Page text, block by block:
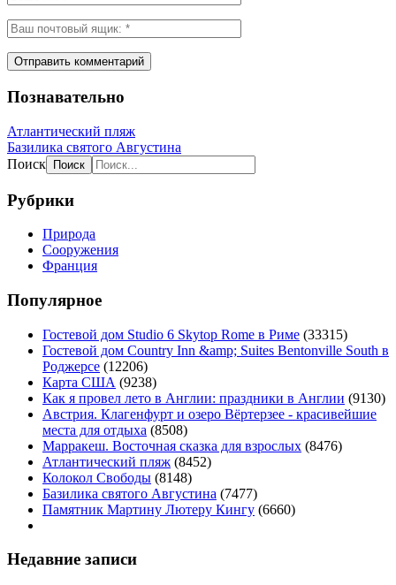
Познавательно
Атлантический пляж
Базилика святого Августина
Поиск
Рубрики
Природа
Сооружения
Франция
Популярное
Гостевой дом Studio 6 Skytop Rome в Риме (33315)
Гостевой дом Country Inn &amp; Suites Bentonville South в
Роджерсе (12206)
Карта США (9238)
Как я провел лето в Англии: праздники в Англии (9130)
Австрия. Клагенфурт и озеро Вёртерзее - красивейшие
места для отдыха (8508)
Марракеш. Восточная сказка для взрослых (8476)
Атлантический пляж (8452)
Колокол Свободы (8148)
Базилика святого Августина (7477)
Памятник Мартину Лютеру Кингу (6660)
Недавние записи